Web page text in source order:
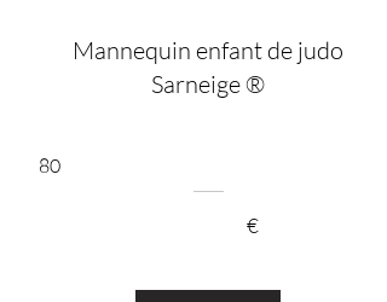
Mannequin enfant de judo
Sarneige ®
80
€